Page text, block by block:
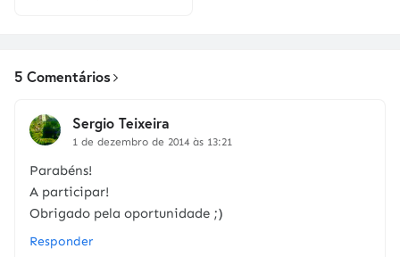
5 Comentários
Sergio Teixeira
1 de dezembro de 2014 às 13:21
Parabéns!
A participar!
Obrigado pela oportunidade ;)
Responder